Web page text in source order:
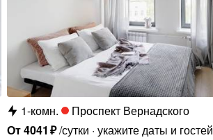
1-комн.
Проспект Вернадского
От4041 ₽/сутки укажите даты и гостей